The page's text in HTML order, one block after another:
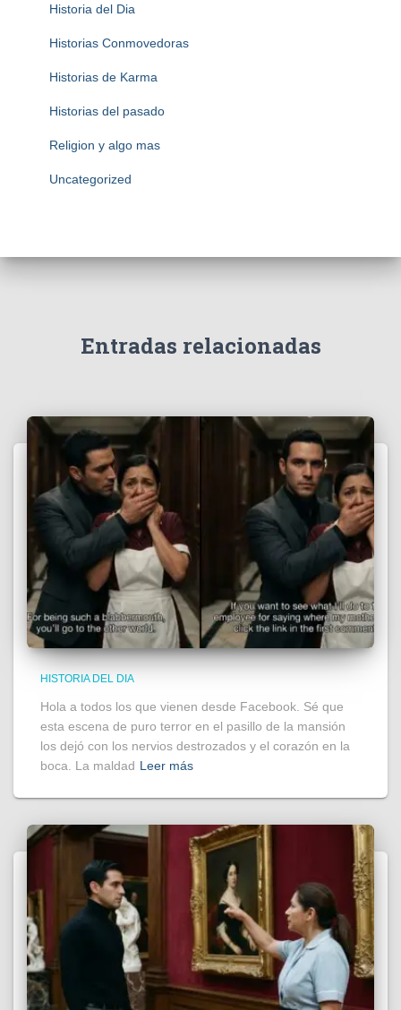
Historia del Dia
Historias Conmovedoras
Historias de Karma
Historias del pasado
Religion y algo mas
Uncategorized
Entradas relacionadas
HISTORIA DEL DIA
Hola a todos los que vienen desde Facebook. Sé que
esta escena de puro terror en el pasillo de la mansión
los dejó con los nervios destrozados y el corazón en la
boca. La maldad Leer más